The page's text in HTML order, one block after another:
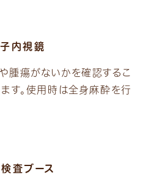
内視鏡
腫瘍がないかを確認するこ
す。使用時は全身麻酔を行
査ブース